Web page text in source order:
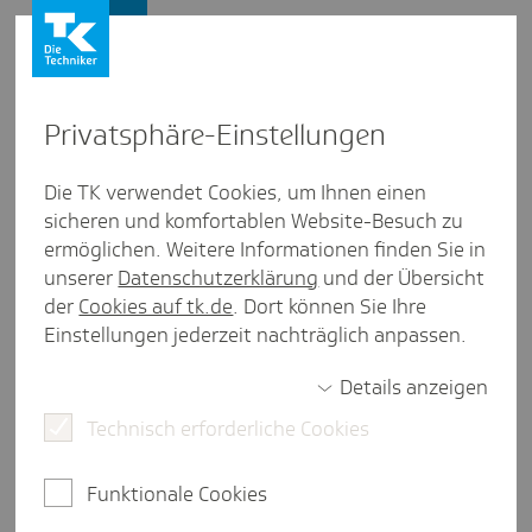
"Pfle­ge­acker": Junges Gemüse
für ältere Menschen
Pres­se­mit­tei­lung aus Berlin/Bran­den­burg
Presse und Politik Pflegepolitik
Berlin/Potsdam, 12. September 2025.Sie
vergraben Samenkörner, setzen junge Pflänzchen.
Seit dem Frühjahr steht für die Bewohnerinnen und
Privat­sphäre-Einstel­lungen
Die TK verwendet Cookies, um Ihnen einen
sicheren und komfortablen Website-Besuch zu
ermöglichen. Weitere Informationen finden Sie in
unserer Datenschutzerklärung und der Übersicht
der Cookies auf tk.de. Dort können Sie Ihre
Einstellungen jederzeit nachträglich anpassen.
Details anzeigen
Technisch erforderliche Cookies
Funktionale Cookies